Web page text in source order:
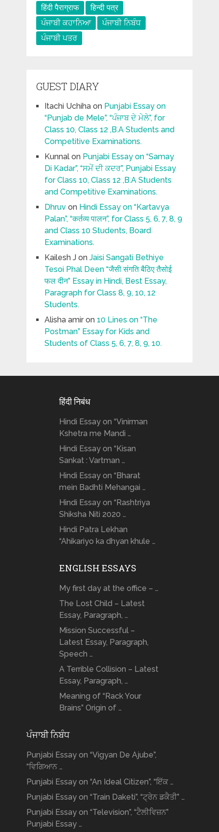
हिंदी पैराग्राफ
हिन्दी पत्र
ਪੰਜਾਬੀ ਕਹਾਨਿਆ
ਪੰਜਾਬੀ ਨਿਬੰਧ
ਪੰਜਾਬੀ ਪਤਰ
GUEST DIARY
Itachi Uchihaon Punjabi Essay on
“Punjab de Mele”, “ਪੰਜਾਬ ਦੇ ਮੇਲੇ”, for
Class 10, Class 12 ,B.A Students and
Competitive Examinations.
Kunnalon Punjabi Essay on “Samay
Di Kadar”, “ਸਮੇਂ ਦੀ ਕਦਰ”, Punjabi Essay
for Class 10, Class 12 ,B.A Students
and Competitive Examinations.
Dhruvon Hindi Essay on “Kartavya
Palan”, “कर्तव्य पालन”, for Class 5, 6, 7, 8, 9
and Class 10 Students, Board
Examinations.
Kailesh Jon Jaisi Sangati Bethiye
Tesoi Phal Deen “जैसी संगति बैठिए तैसोई
फल दीन” Essay in Hindi, Best Essay,
Paragraph for Class 8, 9, 10, 12
Students.
Alisha amiron 10 Lines on “The
Postman” Essay for Kids and
Students of Class 5, 6, 7, 8, 9, 10.
हिंदी निबंध
Hindi Essay on “Vinirman
Kshetra me Mandi …
Hindi Essay on “Kisan
Sankat : Vartman …
Hindi Essay on “Bharat
mein Badhti Mehangai …
Hindi Essay on “Rashtriya
Shiksha Niti 2020 …
Hindi Patra Lekhan
“Ahikariyo ka dhyan khule …
ENGLISH ESSAYS
My first day at the office – …
The Lost Child – Latest
Essay, Paragraph, …
Mission Successful –
Latest Essay, Paragraph,
Speech …
A Terrible Collision – Latest
Essay, Paragraph, …
Meaning of “Rack Your
Brains” Origin of …
ਪੰਜਾਬੀ ਨਿਬੰਧ
Punjabi Essay on “Vigyan De Ajube”,
“ਵਿਗਿਆਨ …
Punjabi Essay on “An Ideal Citizen”, “ਇੱਕ …
Punjabi Essay on “Train Daketi”, “ਟ੍ਰੇਨ ਡਕੈਤੀ” …
Punjabi Essay on “Television”, “ਟੈਲੀਵਿਜ਼ਨ”
Punjabi Essay …